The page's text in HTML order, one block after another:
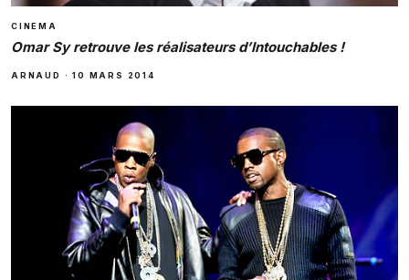
CINEMA
Omar Sy retrouve les réalisateurs d’Intouchables !
ARNAUD ·10 MARS 2014